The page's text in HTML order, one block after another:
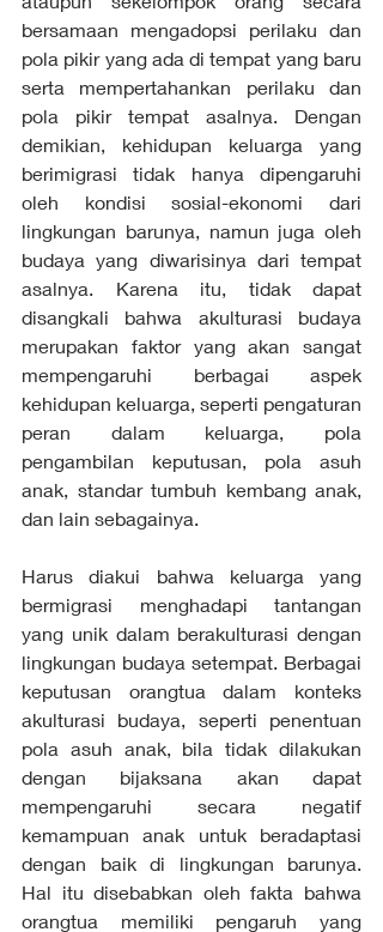
bersamaan mengadopsi perilaku dan
pola pikir yang ada di tempat yang baru
serta mempertahankan perilaku dan
pola pikir tempat asalnya. Dengan
demikian, kehidupan keluarga yang
berimigrasi tidak hanya dipengaruhi
oleh kondisi sosial-ekonomi dari
lingkungan barunya, namun juga oleh
budaya yang diwarisinya dari tempat
asalnya. Karena itu, tidak dapat
disangkali bahwa akulturasi budaya
merupakan faktor yang akan sangat
mempengaruhi berbagai aspek
kehidupan keluarga, seperti pengaturan
peran dalam keluarga, pola
pengambilan keputusan, pola asuh
anak, standar tumbuh kembang anak,
dan lain sebagainya.
Harus diakui bahwa keluarga yang
bermigrasi menghadapi tantangan
yang unik dalam berakulturasi dengan
lingkungan budaya setempat. Berbagai
keputusan orangtua dalam konteks
akulturasi budaya, seperti penentuan
pola asuh anak, bila tidak dilakukan
dengan bijaksana akan dapat
mempengaruhi secara negatif
kemampuan anak untuk beradaptasi
dengan baik di lingkungan barunya.
Hal itu disebabkan oleh fakta bahwa
orangtua memiliki pengaruh yang